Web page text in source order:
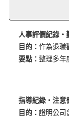
人事評價紀錄・
目的： 作為退職
要點： 整理多年
指導紀錄・注意
目的： 證明公司